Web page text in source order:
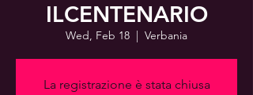
ILCENTENARIO
Wed, Feb 18
  |
Verbania
La registrazione è stata chiusa